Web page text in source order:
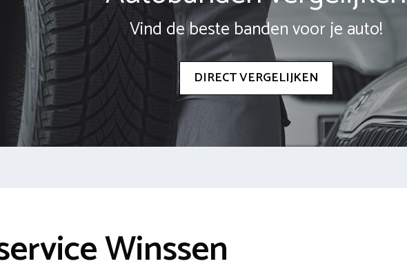
Vind de beste banden voor je auto!
DIRECT VERGELIJKEN
Winssen